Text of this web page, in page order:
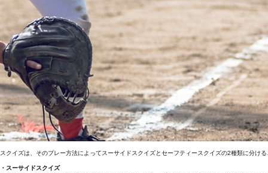
スクイズは、そのプレー方法によってスーサイドスクイズとセーフティースクイズの2種類に分け
・スーサイドスクイズ